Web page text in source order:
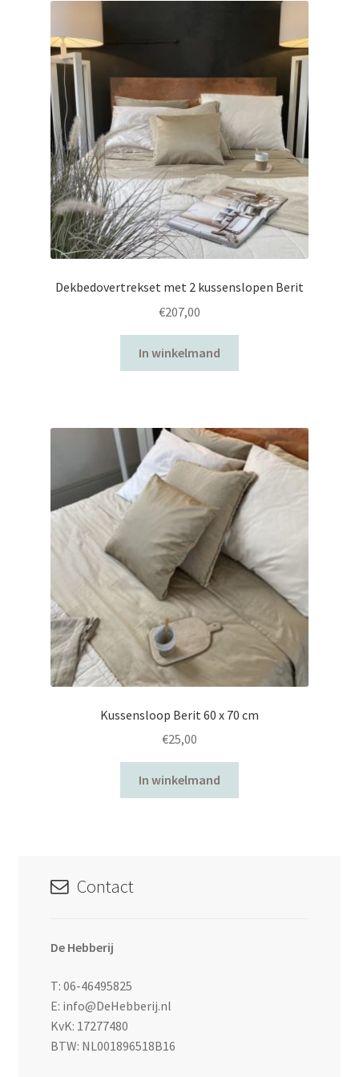
Dekbedovertrekset met 2 kussenslopen Berit
€207,00
In winkelmand
Kussensloop Berit 60 x 70 cm
€25,00
In winkelmand
Contact
De Hebberij
T: 06-46495825
E: info@DeHebberij.nl
KvK: 17277480
BTW: NL001896518B16